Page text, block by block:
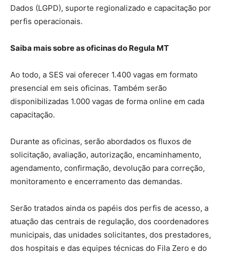
Dados (LGPD), suporte regionalizado e capacitação por
perfis operacionais.
Saiba mais sobre as oficinas do Regula MT
Ao todo, a SES vai oferecer 1.400 vagas em formato
presencial em seis oficinas. Também serão
disponibilizadas 1.000 vagas de forma online em cada
capacitação.
Durante as oficinas, serão abordados os fluxos de
solicitação, avaliação, autorização, encaminhamento,
agendamento, confirmação, devolução para correção,
monitoramento e encerramento das demandas.
Serão tratados ainda os papéis dos perfis de acesso, a
atuação das centrais de regulação, dos coordenadores
municipais, das unidades solicitantes, dos prestadores,
dos hospitais e das equipes técnicas do Fila Zero e do